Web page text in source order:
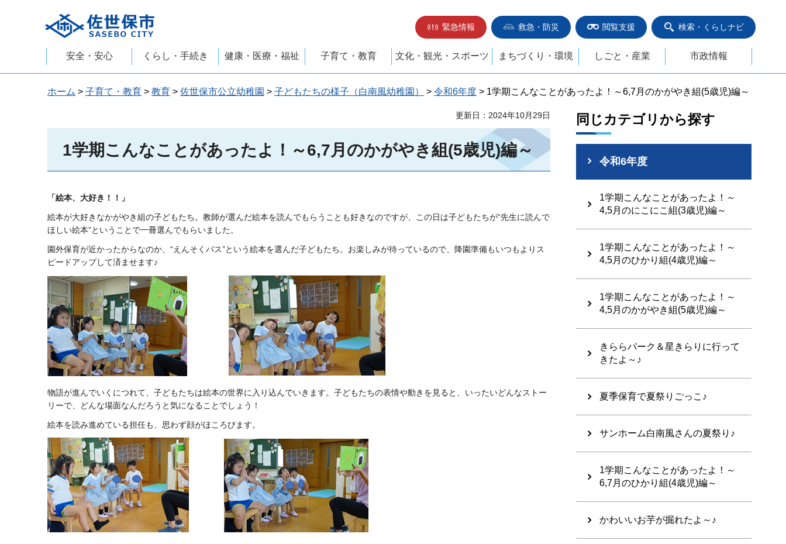
佐世保市
緊急情報
救急・防災 閲覧支援 検索・くらしナビ
安全・安心 くらし・手続き 健康・医療・福祉 子育て・教育 文化・観光・スポーツ まちづくり・環境 しごと・産業 市政情報
ホーム > 子育て・教育 > 教育 > 佐世保市公立幼稚園 > 子どもたちの様子（白南風幼稚園） > 令和6年度 > 1学期こんなことがあったよ！～6,7月のかがやき組(5歳児)編～
更新日：2024年10月29日
1学期こんなことがあったよ！～6,7月のかがやき組(5歳児)編～
「絵本、大好き！！」
絵本が大好きなかがやき組の子どもたち。教師が選んだ絵本を読んでもらうことも好きなのですが、この日は子どもたちが“先生に読んで
ほしい絵本”ということで一冊選んでもらいました。
園外保育が近かったからなのか、“えんそくバス”という絵本を選んだ子どもたち。お楽しみが待っているので、降園準備もいつもよりス
ピードアップして済ませます♪
物語が進んでいくにつれて、子どもたちは絵本の世界に入り込んでいきます。子どもたちの表情や動きを見ると、いったいどんなストー
リーで、どんな場面なんだろうと気になることでしょう！
絵本を読み進めている担任も、思わず顔がほころびます。
同じカテゴリから探す
令和6年度
1学期こんなことがあったよ！～
4,5月のにこにこ組(3歳児)編～
1学期こんなことがあったよ！～
4,5月のひかり組(4歳児)編～
1学期こんなことがあったよ！～
4,5月のかがやき組(5歳児)編～
きららパーク＆星きらりに行って
きたよ～♪
夏季保育で夏祭りごっこ♪
サンホーム白南風さんの夏祭り♪
1学期こんなことがあったよ！～
6,7月のひかり組(4歳児)編～
かわいいお芋が掘れたよ～♪